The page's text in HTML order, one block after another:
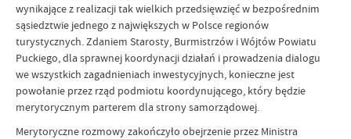
wynikające z realizacji tak wielkich przedsięwzięć w bezpośrednim
sąsiedztwie jednego z największych w Polsce regionów
turystycznych. Zdaniem Starosty, Burmistrzów i Wójtów Powiatu
Puckiego, dla sprawnej koordynacji działań i prowadzenia dialogu
we wszystkich zagadnieniach inwestycyjnych, konieczne jest
powołanie przez rząd podmiotu koordynującego, który będzie
merytorycznym parterem dla strony samorządowej.
Merytoryczne rozmowy zakończyło obejrzenie przez Ministra